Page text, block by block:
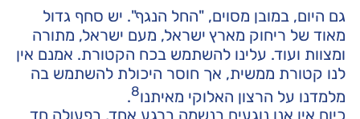
גם היום, במובן מסוים, "החל הנגף". יש סחף גדול
מאוד של ריחוק מארץ ישראל, מעם ישראל, מתורה
ומצוות ועוד. עלינו להשתמש בכח הקטורת. אמנם אין
לנו קטורת ממשית, אך חוסר היכולת להשתמש בה
מלמדנו על הרצון האלוקי מאיתנו8
.